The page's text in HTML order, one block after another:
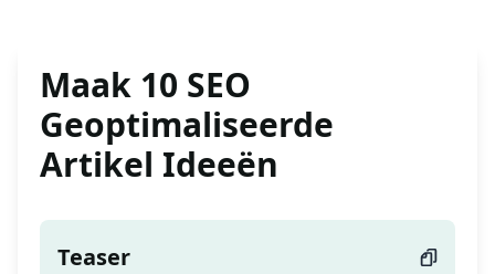
Maak 10 SEO
Geoptimaliseerde
Artikel Ideeën
Teaser